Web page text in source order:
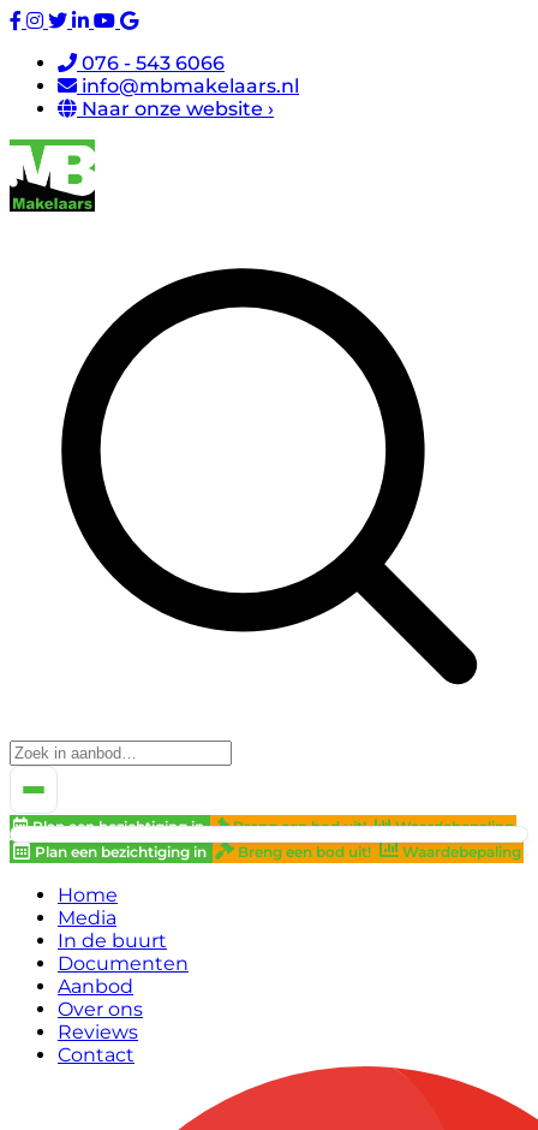
076 - 543 6066
info@mbmakelaars.nl
Naar onze website ›
Plan een bezichtiging in Breng een bod uit!
Waardebepaling
Plan een bezichtiging in
Breng een bod uit! Waardebepaling
Home
Media
In de buurt
Documenten
Aanbod
Over ons
Reviews
Contact